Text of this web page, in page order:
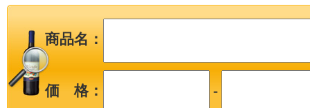
商品名：
価 格： -